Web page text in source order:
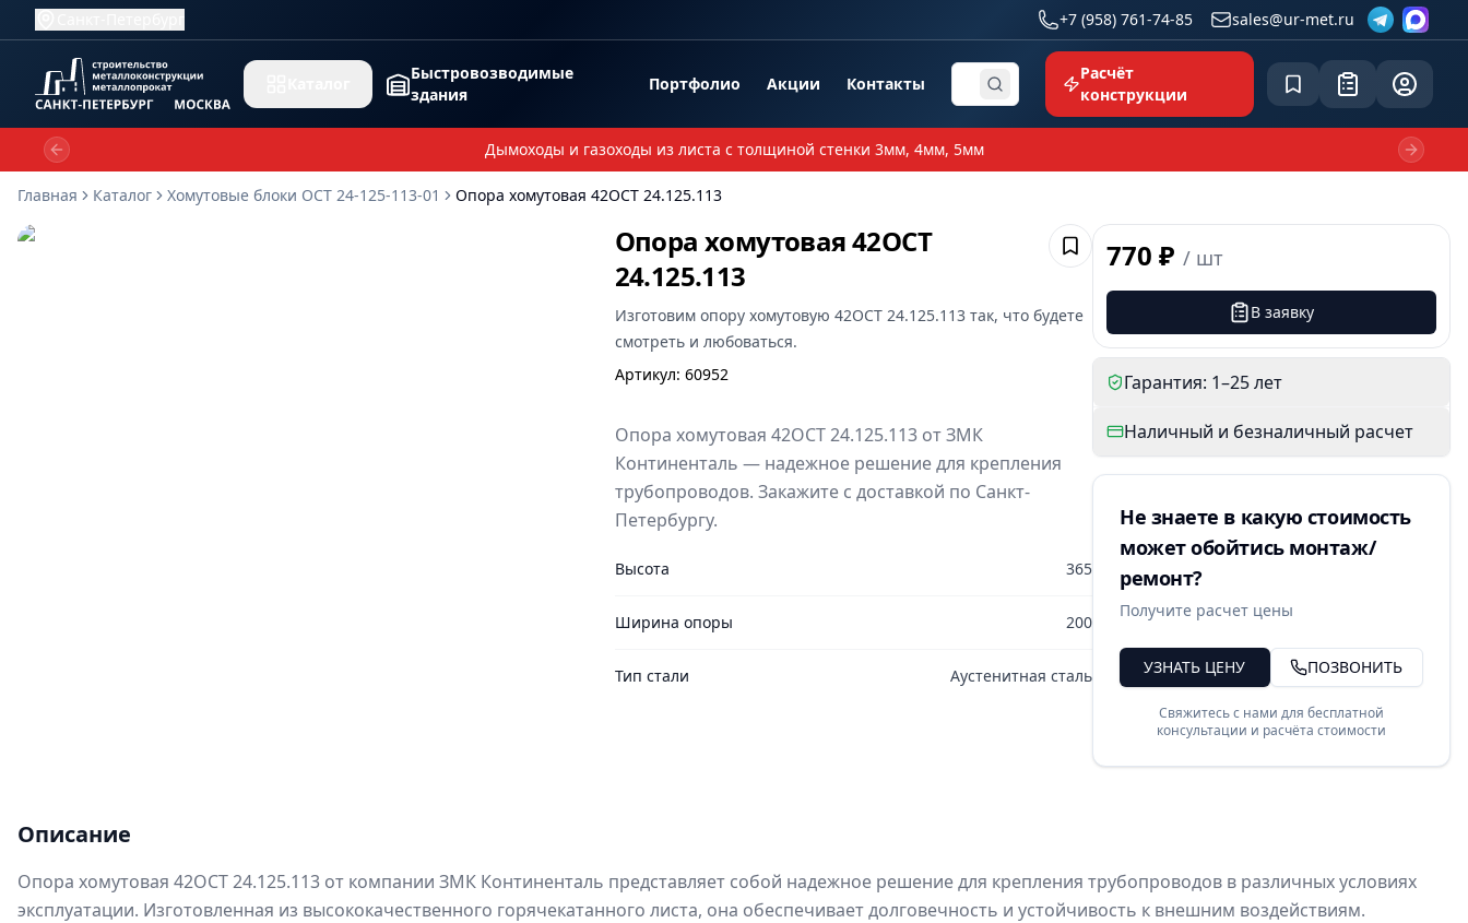
+7 (958) 761-74-85 sales@ur-met.ru
Быстровозводимые
здания
Портфолио Акции Контакты
Расчёт
конструкции
Сохранённое
Заявка
Дымоходы и газоходы из листа с толщиной стенки 3мм, 4мм, 5мм
Previous slide
Next
Главная
Каталог Хомутовые блоки ОСТ 24-125-113-01 Опора хомутовая 42ОСТ 24.125.113
Опора хомутовая 42ОСТ
24.125.113
Сохранить
Изготовим опору хомутовую 42ОСТ 24.125.113так, что будете
смотреть и любоваться.
Артикул: 60952
Опора хомутовая 42ОСТ 24.125.113 от ЗМК
Континенталь — надежное решение для крепления
трубопроводов. Закажите с доставкой по Санкт-
Петербургу.
Высота 365
Ширина опоры 200
Тип стали Аустенитная сталь
770 ₽ / шт
В заявку
Гарантия: 1–25 лет
Наличный и безналичный расчет
Не знаете в какую стоимость
может обойтись монтаж/
ремонт?
Получите расчет цены
УЗНАТЬ ЦЕНУ ПОЗВОНИТЬ
Свяжитесь с нами для бесплатной
консультации и расчёта стоимости
Описание
Опора хомутовая 42ОСТ 24.125.113 от компании ЗМК Континенталь представляет собой надежное решение для крепления трубопроводов в различных условиях
эксплуатации. Изготовленная из высококачественного горячекатанного листа, она обеспечивает долговечность и устойчивость к внешним воздействиям.